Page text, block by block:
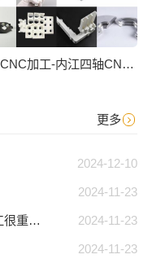
四轴CNC加工-内江四轴CNC数控加工
更多
2024-12-10
2024-11-23
2024-11-23
为什么切削液对于有效的 CNC 加工很重要？
2024-11-23